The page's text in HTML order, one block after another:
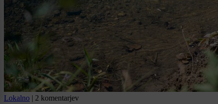
Lokalno | 2 komentarjev